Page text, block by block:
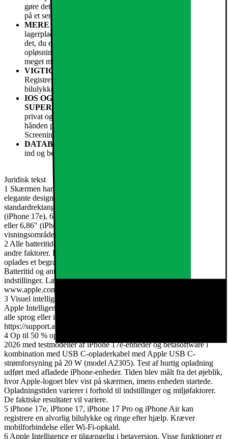
gøre det til et smukt portræt ved at tilføje baggrunds¬sløring
på et senere tidspunkt.
MERE PLADS TIL ALT DET VIGTIGE
lagerplads på 256 GB og opefter er der masser af plads til alt
det, du elsker, nu og fremover. Alt fra billeder med superhøj
opløsning og 4K-videoer til dine mest brugte apps, spil og
meget mere.
VIGTIGE SIKKERHEDS¬FUNKTIONER
Registrering af ulykke kan iPhone registrere en alvorlig
bilulykke og ringe efter hjælp, hvis du ikke selv kan.5
IOS OG APPLE INTELLIGENCE.
SUPERHJÆLPSOMME I HVERDAGEN.
privat og fyldt med power. Skriv, udtryk dig og få mere fra
hånden på en supernem måde med avancerede funktioner som
Screening af opkald, Visk ud og Visuel intelligens.3
DATABESKYTTELSE
ind og betale på en sikker måde.
Juridisk tekst
1 Skærmen har afrundede hjørner, som følger kurverne på det
elegante design. Hjørnerne ligger inden for et format svarende til et
standardrektangel. Målt som et standardrektangel er skærmen 6,06"
(iPhone 17e), 6,27" (iPhone 17, iPhone 17 Pro), 6,55" (iPhone Air)
eller 6,86" (iPhone 17 Pro Max) diagonalt. Det faktiske
visningsområde er mindre.
2 Alle batteritider afhænger af netværkskonfiguration og mange
andre faktorer. De faktiske resultater vil variere. Batteriet kan
oplades et begrænset antal gange og skal evt. med tiden udskiftes.
Batteritid og antallet af opladninger afhænger af brug og
indstillinger. Læs mere på www.apple.com/dk/batteries og
www.apple.com/dk/iphone/battery.html.
3 Visuel intelligens er tilgængelig på alle iPhone-modeller, der har
Apple Intelligence slået til. Visse funktioner er ikke tilgængelige på
alle sprog eller i alle områder. Læs mere på
https://support.apple.com/121115#visual-intelligence.
4 Op til 50 % opladet på 30 minutter. Test udført af Apple i januar
2026 med testmodeller af iPhone 17e-enheder og betasoftware i
kombination med USB C-opladerkabel med Apple USB C-
strømforsyning på 20 W (model A2305). Test af hurtig opladning
udført med afladede iPhone-enheder. Tiden blev målt fra det øjeblik,
hvor Apple-logoet blev vist på skærmen, imens enheden startede.
Opladningstiden varierer i forhold til indstillinger og miljøfaktorer.
De faktiske resultater vil variere.
5 iPhone 17e, iPhone 17, iPhone 17 Pro og iPhone Air kan
registrere en alvorlig bilulykke og ringe efter hjælp. Kræver
mobilforbindelse eller Wi-Fi-opkald.
6 Apple Intelligence er tilgængelig i betaversion. Visse funktioner er